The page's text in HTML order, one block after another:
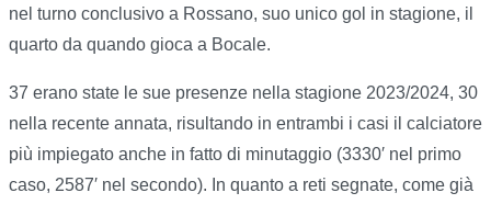
nel turno conclusivo a Rossano, suo unico gol in stagione, il
quarto da quando gioca a Bocale.
37 erano state le sue presenze nella stagione 2023/2024, 30
nella recente annata, risultando in entrambi i casi il calciatore
più impiegato anche in fatto di minutaggio (3330′ nel primo
caso, 2587′ nel secondo). In quanto a reti segnate, come già